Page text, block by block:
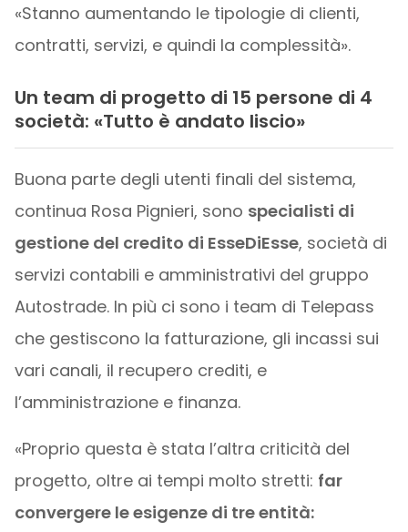
«Stanno aumentando le tipologie di clienti,
contratti, servizi, e quindi la complessità».
Un team di progetto di 15 persone di 4
società: «Tutto è andato liscio»
Buona parte degli utenti finali del sistema,
continua Rosa Pignieri, sono specialisti di
gestione del credito di EsseDiEsse, società di
servizi contabili e amministrativi del gruppo
Autostrade. In più ci sono i team di Telepass
che gestiscono la fatturazione, gli incassi sui
vari canali, il recupero crediti, e
l’amministrazione e finanza.
«Proprio questa è stata l’altra criticità del
progetto, oltre ai tempi molto stretti: far
convergere le esigenze di tre entità: